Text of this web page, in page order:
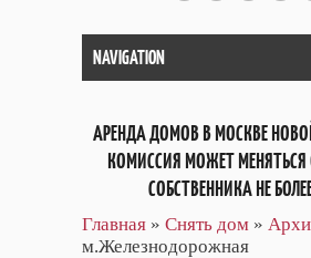
web дизайнера+7 903
NAVIGATION
АРЕНДА ДОМОВ В МОСКВЕ
КОМИССИЯ МОЖЕТ
СОБСТВЕННИКА НЕ
Главная » Снять дом »
м.Железнодорожная